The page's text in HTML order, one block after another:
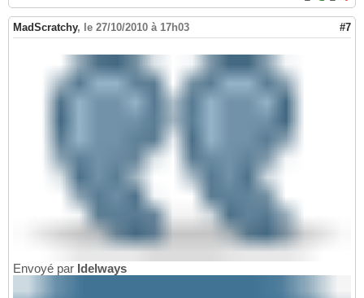
MadScratchy, le 27/10/2010 à 17h03 #7
Envoyé par Idelways